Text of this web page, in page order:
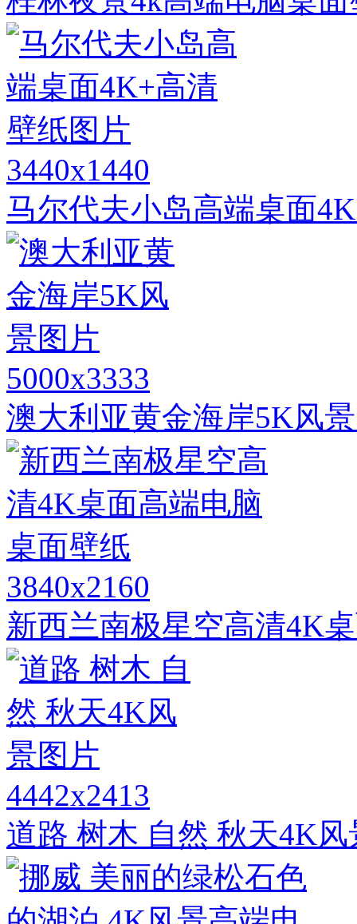
3440x1440
马尔代夫小岛高端桌面
5000x3333
澳大利亚黄金海岸5K风
3840x2160
新西兰南极星空高清4K
4442x2413
道路 树木 自然 秋天4K